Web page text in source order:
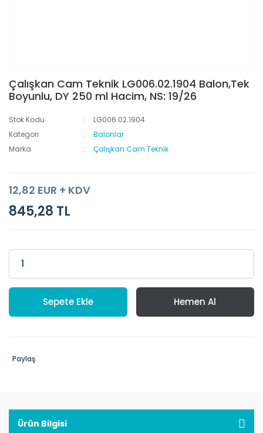
Çalışkan Cam Teknik LG006.02.1904 Balon,Tek
Boyunlu, DY 250 ml Hacim, NS: 19/26
Stok Kodu
LG006.02.1904
Kategori
Balonlar
Marka
Çalışkan Cam Teknik
12,82 EUR + KDV
845,28 TL
Sepete Ekle Hemen Al
Paylaş
Ürün Bilgisi